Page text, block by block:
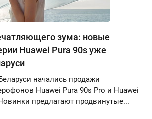
зума: новые
Huawei Pura 90s уже
начались продажи
Huawei Pura 90s Pro и Huawei
предлагают продвинутые...